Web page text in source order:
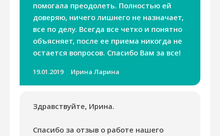
помогала преодолеть. Полностью ей
доверяю, ничего лишнего не назначает,
все по делу. Всегда все четко и понятно
объясняет, после ее приема никогда не
остается вопросов. Спасибо Вам за все!
19.01.2019 Ирина Ларина
Здравствуйте, Ирина.
Спасибо за отзыв о работе нашего